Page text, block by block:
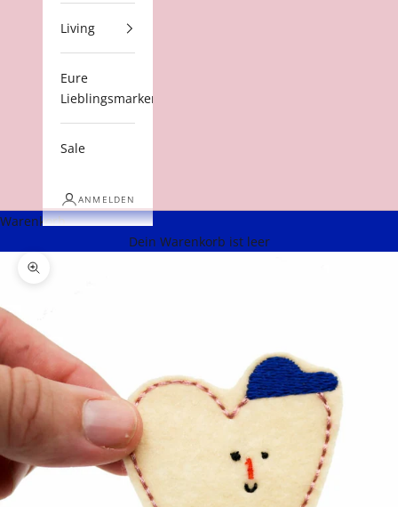
Living
Eure
Lieblingsmarken
Sale
ANMELDEN
Warenkorb
Dein Warenkorb ist leer
Bild vergrößern